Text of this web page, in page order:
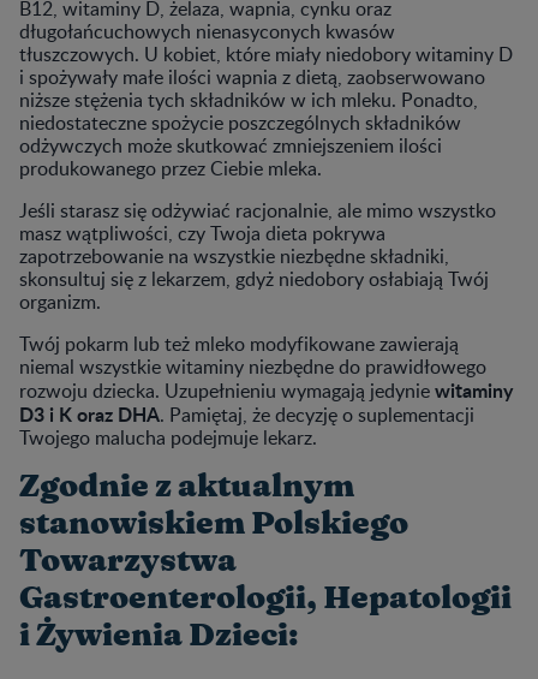
B12, witaminy D, żelaza, wapnia, cynku oraz
długołańcuchowych nienasyconych kwasów
tłuszczowych. U kobiet, które miały niedobory witaminy D
i spożywały małe ilości wapnia z dietą, zaobserwowano
niższe stężenia tych składników w ich mleku. Ponadto,
niedostateczne spożycie poszczególnych składników
odżywczych może skutkować zmniejszeniem ilości
produkowanego przez Ciebie mleka.
Jeśli starasz się odżywiać racjonalnie, ale mimo wszystko
masz wątpliwości, czy Twoja dieta pokrywa
zapotrzebowanie na wszystkie niezbędne składniki,
skonsultuj się z lekarzem, gdyż niedobory osłabiają Twój
organizm.
Twój pokarm lub też mleko modyfikowane zawierają
niemal wszystkie witaminy niezbędne do prawidłowego
rozwoju dziecka. Uzupełnieniu wymagają jedyniewitaminy
D3 i K oraz DHA. Pamiętaj, że decyzję o suplementacji
Twojego malucha podejmuje lekarz.
Zgodnie z aktualnym
stanowiskiem Polskiego
Towarzystwa
Gastroenterologii, Hepatologii
i Żywienia Dzieci: